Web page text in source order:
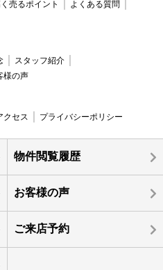
売るポイント
よくある質問
スタッフ紹介
様の声
クセス プライバシーポリシー
物件閲覧履歴
お客様の声
ご来店予約